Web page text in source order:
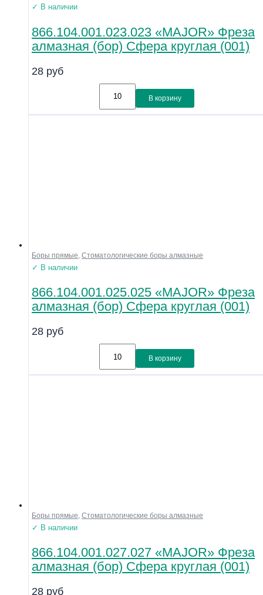
✓ В наличии
866.104.001.023.023 «MAJOR» Фреза
алмазная (бор) Сфера круглая (001)
28 руб
В корзину
Боры прямые Стоматологические боры алмазные
✓ В наличии
866.104.001.025.025 «MAJOR» Фреза
алмазная (бор) Сфера круглая (001)
28 руб
В корзину
Боры прямые, Стоматологические боры алмазные
✓ В наличии
866.104.001.027.027 «MAJOR» Фреза
алмазная (бор) Сфера круглая (001)
28 руб